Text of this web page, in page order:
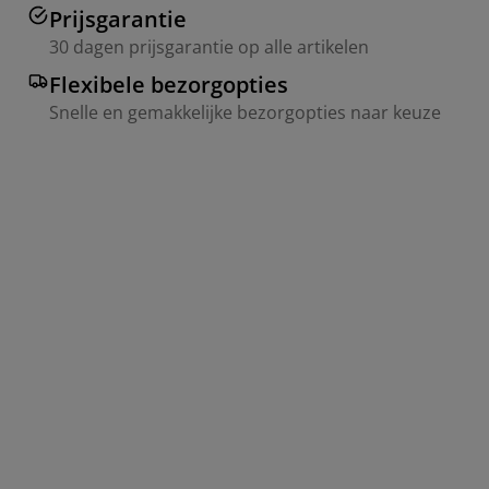
Prijsgarantie
30 dagen prijsgarantie op alle artikelen
Flexibele bezorgopties
Snelle en gemakkelijke bezorgopties naar keuze